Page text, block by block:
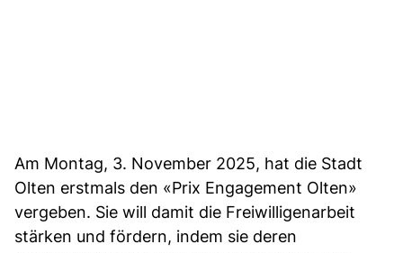
Am Montag, 3. November 2025, hat die Stadt
Olten erstmals den «Prix Engagement Olten»
vergeben. Sie will damit die Freiwilligenarbeit
stärken und fördern, indem sie deren